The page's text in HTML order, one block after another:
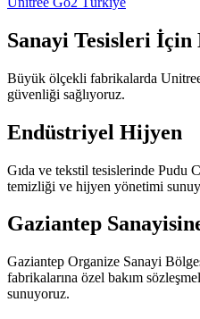
Sanayi Tesisleri İçin
Büyük ölçekli fabrikalarda
güvenliği sağlıyoruz.
Endüstriyel Hijyen
Gıda ve tekstil tesislerinde Pudu
temizliği ve hijyen yönetimi
Gaziantep
Gaziantep Organize Sanayi
fabrikalarına özel bakım
sunuyoruz.